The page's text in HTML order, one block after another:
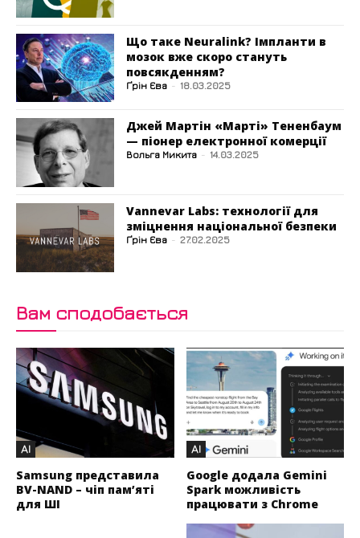
Що таке Neuralink? Імпланти в
мозок вже скоро стануть
повсякденням?
Ґрін Єва - 18.03.2025
Джей Мартін «Марті» Тененбаум
— піонер електронної комерції
Вольга Микита - 14.03.2025
Vannevar Labs: технології для
зміцнення національної безпеки
Ґрін Єва - 27.02.2025
Вам сподобається
AI
Samsung представила
BV-NAND – чіп пам’яті
для ШІ
AI
Google додала Gemini
Spark можливість
працювати з Chrome